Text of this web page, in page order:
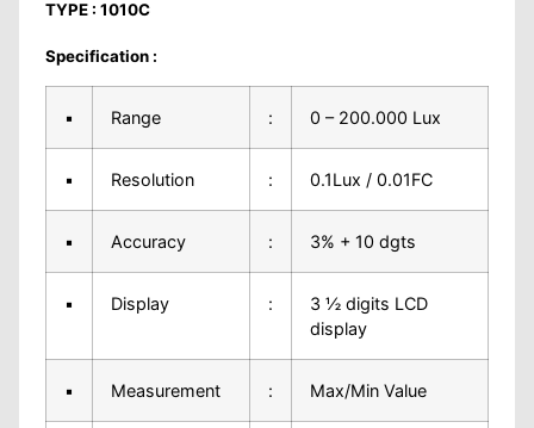
TYPE : 1010C
Specification :
▪ Range : 0 – 200.000 Lux
▪ Resolution : 0.1Lux / 0.01FC
▪ Accuracy : 3% + 10 dgts
▪ Display :
3 ½ digits LCD
display
▪ Measurement : Max/Min Value